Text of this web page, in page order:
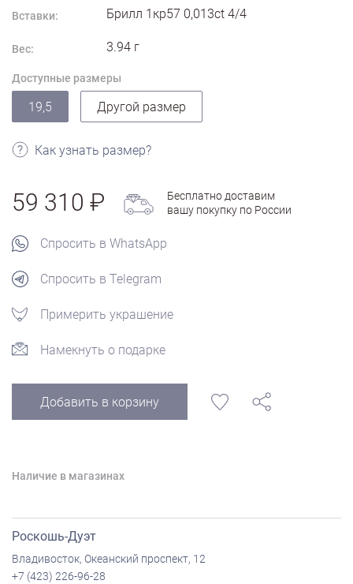
Вставки: Брилл 1кр57 0,013ct 4/4
Вес: 3.94 г
Доступные размеры
19,5 Другой размер
Как узнать размер?
59 310
Бесплатно доставим
вашу покупку по России
Спросить в WhatsApp
Спросить в Telegram
Примерить украшение
Намекнуть о подарке
Добавить в корзину
Наличие в магазинах
Роскошь-Дуэт
Владивосток, Океанский проспект, 12
+7 (423) 226-96-28